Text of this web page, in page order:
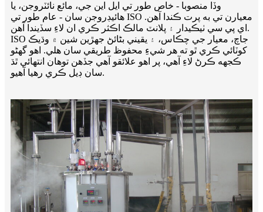
وڏا منصوبا - خاص طور تي ايل اين جي، مائع نائٽروجن، يا
هائيڊروجن سان - عام طور تي ISO معيارن تي به پرت ڪندا آهن.
اي پي سي ٺيڪيدار ۽ پلانٽ مالڪ اڪثر ڪري ان لاءِ سڏيندا آهن.
ISO جاچ، معيار جي چڪاس، ۽ يقيني بڻائڻ جهڙين شين ۾ وڌيڪ
کوٽائي ڪري ٿو ته هر شيءِ محفوظ طريقي سان هلي. اهو گهڻو
ڪجهه ڪرڻ لاءِ آهي، پر اهو علائقو آهي جڏهن توهان انتهائي ٿڌ
سان ڊيل ڪري رهيا آهيو.